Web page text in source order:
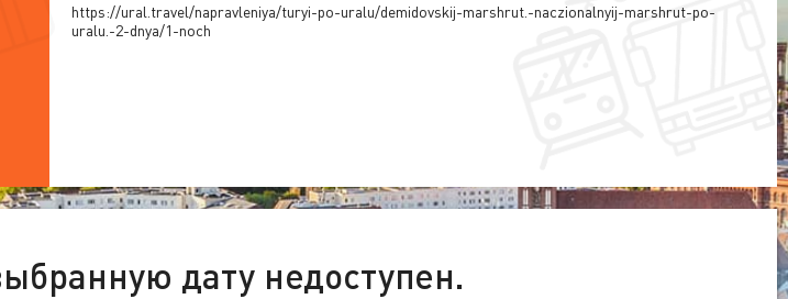
https://ural.travel/napravleniya/turyi-po-uralu/demidovskij-marshrut.-naczionalnyij-marshrut-po-
uralu.-2-dnya/1-noch
дату недоступен.